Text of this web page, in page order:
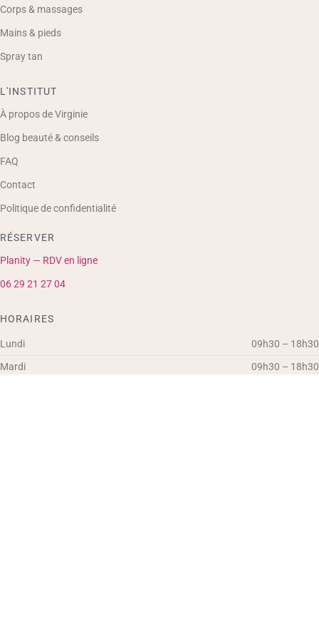
Corps & massages
Mains & pieds
Spray tan
L'INSTITUT
À propos de Virginie
Blog beauté & conseils
FAQ
Contact
Politique de confidentialité
RÉSERVER
Planity — RDV en ligne
06 29 21 27 04
HORAIRES
Lundi
09h30 – 18h30
Mardi
09h30 – 18h30